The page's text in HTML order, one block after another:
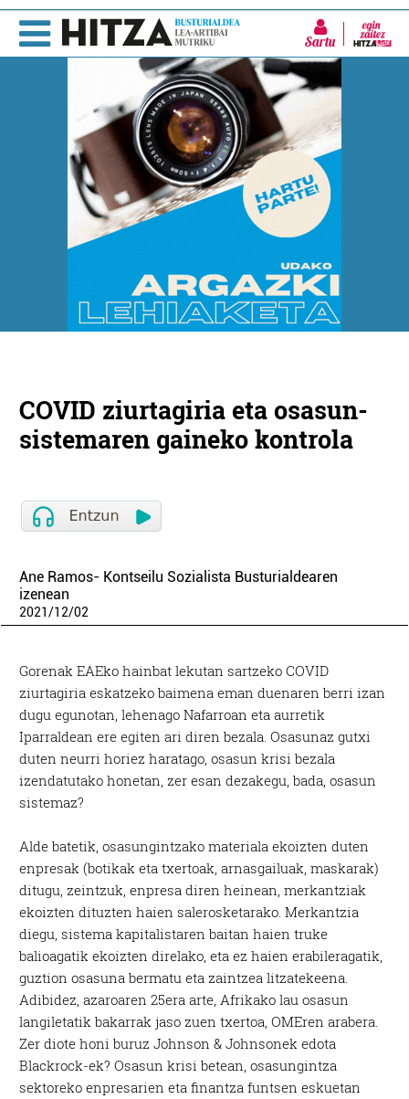
Sartu
COVID ziurtagiria eta osasun-
sistemaren gaineko kontrola
Ane Ramos- Kontseilu Sozialista Busturialdearen
izenean
2021/12/02
Gorenak EAEko hainbat lekutan sartzeko COVID
ziurtagiria eskatzeko baimena eman duenaren berri izan
dugu egunotan, lehenago Nafarroan eta aurretik
Iparraldean ere egiten ari diren bezala. Osasunaz gutxi
duten neurri horiez haratago, osasun krisi bezala
izendatutako honetan, zer esan dezakegu, bada, osasun
sistemaz?
Alde batetik, osasungintzako materiala ekoizten duten
enpresak (botikak eta txertoak, arnasgailuak, maskarak)
ditugu, zeintzuk, enpresa diren heinean, merkantziak
ekoizten dituzten haien salerosketarako. Merkantzia
diegu, sistema kapitalistaren baitan haien truke
balioagatik ekoizten direlako, eta ez haien erabileragatik,
guztion osasuna bermatu eta zaintzea litzatekeena.
Adibidez, azaroaren 25era arte, Afrikako lau osasun
langiletatik bakarrak jaso zuen txertoa, OMEren arabera.
Zer diote honi buruz Johnson & Johnsonek edota
Blackrock-ek? Osasun krisi betean, osasungintza
sektoreko enpresarien eta finantza funtsen eskuetan